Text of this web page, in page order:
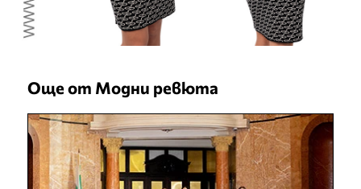
Още от Модни ревюта